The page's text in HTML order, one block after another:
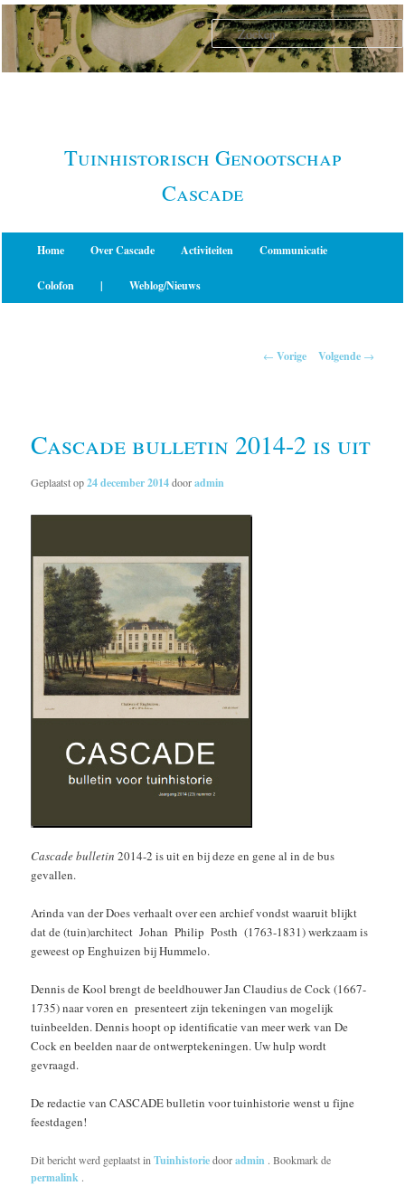
Spring
naar
primaire
Tuinhistorisch Genootschap
Cascade
Home Over Cascade Activiteiten Communicatie
Colofon | Weblog/Nieuws
← Vorige Volgende →
Cascade bulletin 2014-2 is uit
Geplaatst op24 december 2014dooradmin
Cascade bulletin 2014-2 is uit en bij deze en gene al in de bus
gevallen.
Arinda van der Does verhaalt over een archief vondst waaruit blijkt
dat de (tuin)architect Johan Philip Posth (1763-1831) werkzaam is
geweest op Enghuizen bij Hummelo.
Dennis de Kool brengt de beeldhouwer Jan Claudius de Cock (1667-
1735) naar voren en presenteert zijn tekeningen van mogelijk
tuinbeelden. Dennis hoopt op identificatie van meer werk van De
Cock en beelden naar de ontwerptekeningen. Uw hulp wordt
gevraagd.
De redactie van CASCADE bulletin voor tuinhistorie wenst u fijne
feestdagen!
Dit bericht werd geplaatst inTuinhistoriedooradmin . Bookmark de
permalink .